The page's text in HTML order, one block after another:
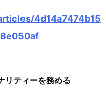
4d14a7474b15
リティーを務める